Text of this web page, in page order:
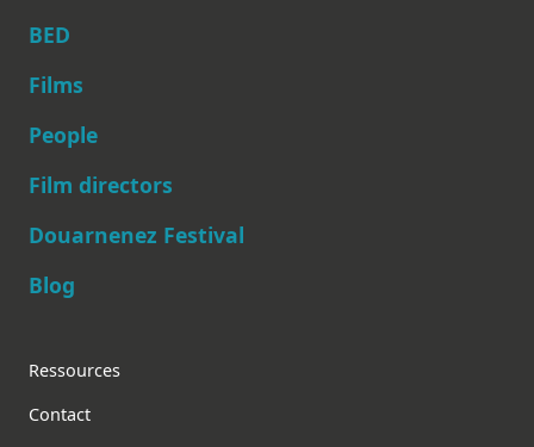
Main navigation
BED
Films
People
Film directors
Douarnenez Festival
Blog
Footer
Ressources
Contact